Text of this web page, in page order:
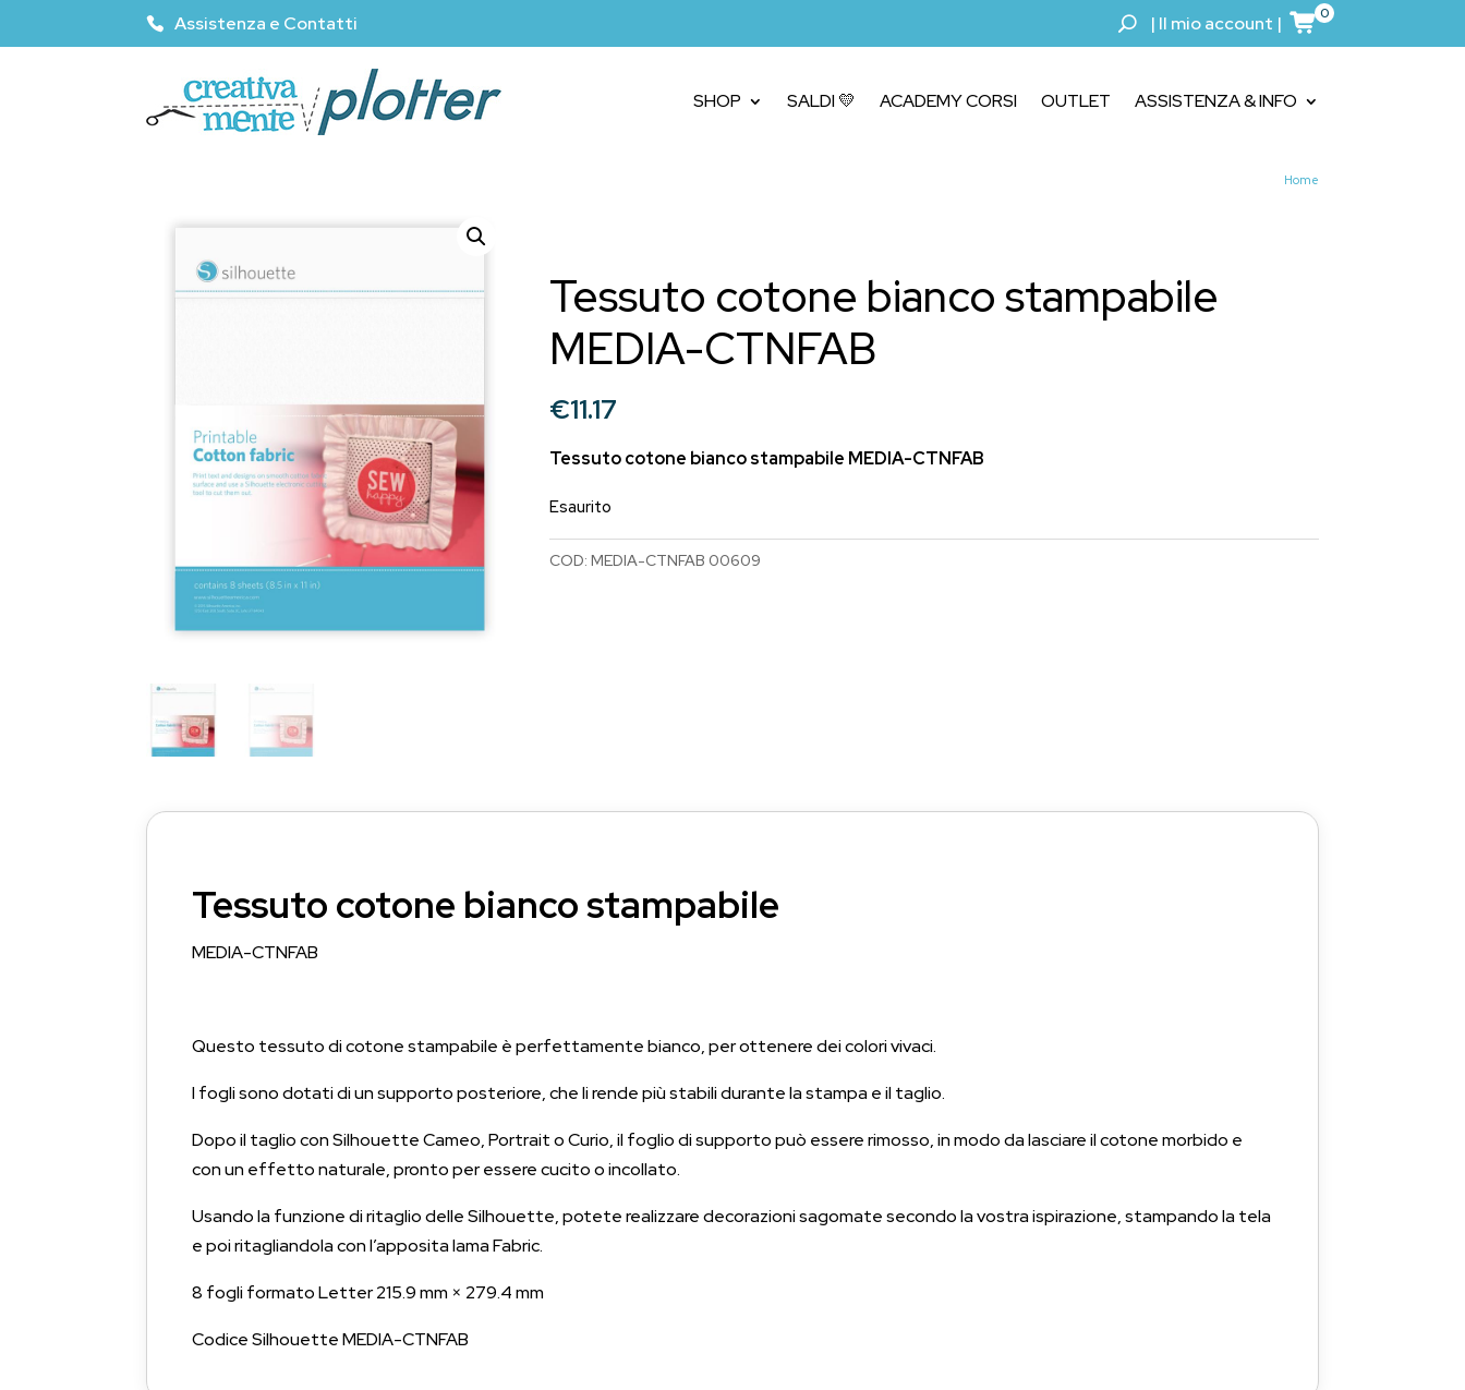
Assistenza e Contatti | Il mio account | 0
SHOP SALDI 💛 ACADEMY CORSI OUTLET ASSISTENZA & INFO
Home
Tessuto cotone bianco stampabile
MEDIA-CTNFAB
€11.17
Tessuto cotone bianco stampabile MEDIA-CTNFAB
Esaurito
COD: MEDIA-CTNFAB 00609
Tessuto cotone bianco stampabile
MEDIA-CTNFAB
Questo tessuto di cotone stampabile è perfettamente bianco, per ottenere dei colori vivaci.
I fogli sono dotati di un supporto posteriore, che li rende più stabili durante la stampa e il taglio.
Dopo il taglio con Silhouette Cameo, Portrait o Curio, il foglio di supporto può essere rimosso, in modo da lasciare il cotone morbido e
con un effetto naturale, pronto per essere cucito o incollato.
Usando la funzione di ritaglio delle Silhouette, potete realizzare decorazioni sagomate secondo la vostra ispirazione, stampando la tela
e poi ritagliandola con l’apposita lama Fabric.
8 fogli formato Letter 215.9 mm × 279.4 mm
Codice Silhouette MEDIA-CTNFAB